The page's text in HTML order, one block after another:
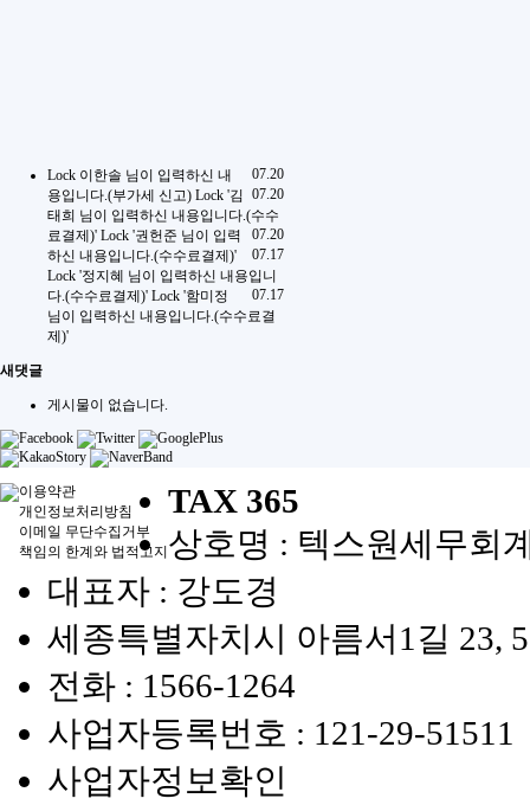
07.20
Lock 이한솔 님이 입력하신 내
용입니다.(부가세 신고)
07.20
Lock '김
태희 님이 입력하신 내용입니다.(수수
료결제)'
07.20
Lock '권헌준 님이 입력
하신 내용입니다.(수수료결제)'
07.17
Lock '정지혜 님이 입력하신 내용입니
다.(수수료결제)'
07.17
Lock '함미정
님이 입력하신 내용입니다.(수수료결
제)'
새댓글
게시물이 없습니다.
이용약관
개인정보처리방침
이메일 무단수집거부
책임의 한계와 법적고지
TAX 365
상호명 : 텍스원세무회
대표자 : 강도경
세종특별자치시 아름서1길 23,
전화 : 1566-1264
사업자등록번호 : 121-29-51511
사업자정보확인